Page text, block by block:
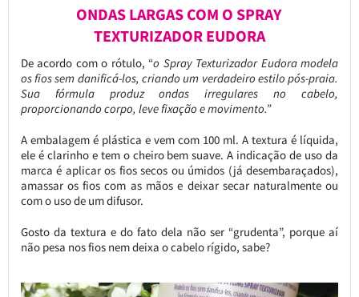
ONDAS LARGAS COM O SPRAY
TEXTURIZADOR EUDORA
De acordo com o rótulo, “o Spray Texturizador Eudora modela
os fios sem danificá-los, criando um verdadeiro estilo pós-praia.
Sua fórmula produz ondas irregulares no cabelo,
proporcionando corpo, leve fixação e movimento.”
A embalagem é plástica e vem com 100 ml. A textura é líquida,
ele é clarinho e tem o cheiro bem suave. A indicação de uso da
marca é aplicar os fios secos ou úmidos (já desembaraçados),
amassar os fios com as mãos e deixar secar naturalmente ou
com o uso de um difusor.
Gosto da textura e do fato dela não ser “grudenta”, porque aí
não pesa nos fios nem deixa o cabelo rígido, sabe?